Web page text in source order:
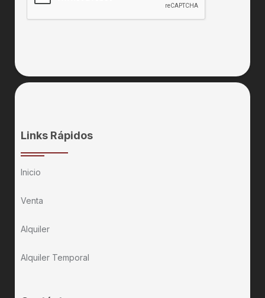
Links Rápidos
Inicio
Venta
Alquiler
Alquiler Temporal